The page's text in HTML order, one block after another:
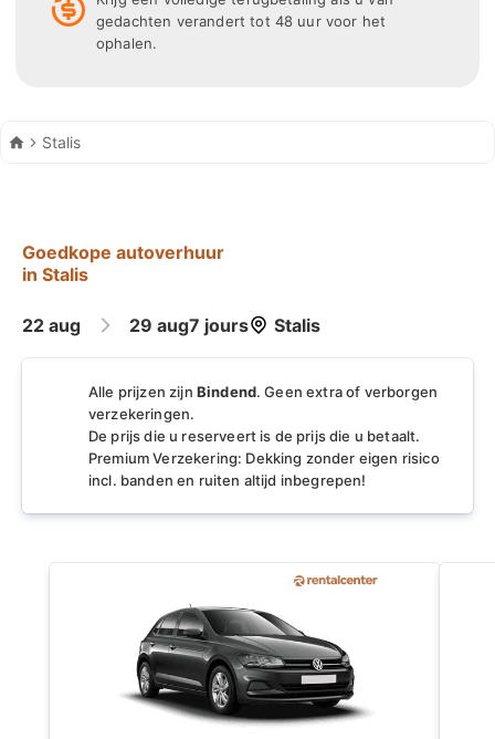
verzekering, onbeperkt aantal kilometers en
pechhulp.
door de prijsstructuur, verzekeringsinsluitingen,
regionale hubs zoals Stalis maakt naadloze
verkenning van het culturele en natuurlijke erfgoed
Om de waarde te maximaliseren, wordt reizigers
geadviseerd om huurvoorwaarden te vergelijken,
augustus) en transparante prijzen te waarborgen
zonder verborgen ophaal- of inleverkosten.
Het vinden van een autoverhuur in Stalis, Kreta,
verbetert de reiservaring aanzienlijk door de vrijheid
buiten de kaart te bezoeken en het volledige
spectrum van de diverse landschappen van het
eiland te verkennen.
gedachten verandert tot 48 uur voor het
ophalen.
Autohuur
Stalis
Goedkope autoverhuur
in Stalis
22 aug 29 aug7 jours Stalis
Alle prijzen zijn Bindend. Geen extra of verborgen
verzekeringen.
De prijs die u reserveert is de prijs die u betaalt.
Premium Verzekering: Dekking zonder eigen risico
incl. banden en ruiten altijd inbegrepen!